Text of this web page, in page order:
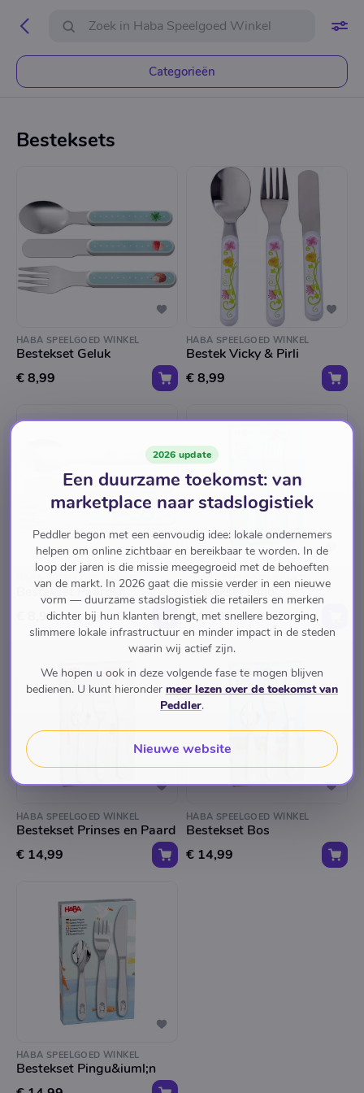
Categorieën
Besteksets
HABA SPEELGOED WINKEL
Bestekset Geluk
€ 8,99
HABA SPEELGOED WINKEL
Bestek Vicky & Pirli
€ 8,99
HABA SPEELGOED WINKEL
Bestekset Paarden
€ 8,99
HABA SPEELGOED WINKEL
Bestekset Dino
€ 14,99
HABA SPEELGOED WINKEL
Bestekset Prinses en Paard
€ 14,99
HABA SPEELGOED WINKEL
Bestekset Bos
€ 14,99
HABA SPEELGOED WINKEL
Bestekset Pingu&iuml;n
2026 update
Een duurzame toekomst: van
marketplace naar stadslogistiek
Peddler begon met een eenvoudig idee: lokale ondernemers
helpen om online zichtbaar en bereikbaar te worden. In de
loop der jaren is die missie meegegroeid met de behoeften
van de markt. In 2026 gaat die missie verder in een nieuwe
vorm — duurzame stadslogistiek die retailers en merken
dichter bij hun klanten brengt, met snellere bezorging,
slimmere lokale infrastructuur en minder impact in de steden
waarin wij actief zijn.
We hopen u ook in deze volgende fase te mogen blijven
bedienen. U kunt hieronder meer lezen over de toekomst van
Peddler.
Nieuwe website